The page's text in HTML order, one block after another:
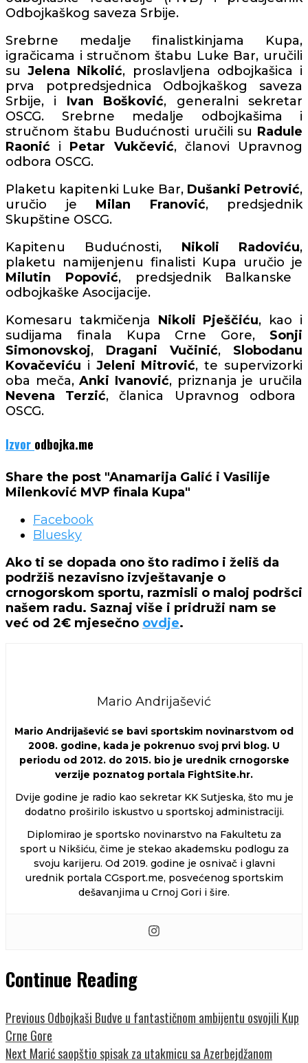
Odbojkaškog saveza Srbije.
Srebrne medalje finalistkinjama Kupa,
igračicama i stručnom štabu Luke Bar, uručili
suJelena Nikolić, proslavljena odbojkašica i
prva potpredsjednica Odbojkaškog saveza
Srbije, i Ivan Bošković, generalni sekretar
OSCG. Srebrne medalje odbojkašima i
stručnom štabu Budućnosti uručili su Radule
Raonić i Petar Vukčević, članovi Upravnog
odbora OSCG.
Plaketu kapitenki Luke Bar, Dušanki Petrović,
uručio je Milan Franović, predsjednik
Skupštine OSCG.
Kapitenu Budućnosti, Nikoli Radoviću,
plaketu namijenjenu finalisti Kupa uručio je
Milutin Popović, predsjednik Balkanske
odbojkaške Asocijacije.
Komesaru takmičenja Nikoli Pješčiću, kao i
sudijama finala Kupa Crne Gore, Sonji
Simonovskoj, Dragani Vučinić, Slobodanu
Kovačeviću i Jeleni Mitrović, te supervizorki
oba meča,Anki Ivanović, priznanja je uručila
Nevena Terzić, članica Upravnog odbora
OSCG.
Izvor odbojka.me
Share the post "Anamarija Galić i Vasilije
Milenković MVP finala Kupa"
Facebook
Bluesky
Ako ti se dopada ono što radimo i želiš da
podržiš nezavisno izvještavanje o
crnogorskom sportu, razmisli o maloj podršci
našem radu. Saznaj više i pridruži nam se
već od 2€ mjesečno ovdje.
Mario Andrijašević
Mario Andrijašević se bavi sportskim novinarstvom od
2008. godine, kada je pokrenuo svoj prvi blog. U
periodu od 2012. do 2015. bio je urednik crnogorske
verzije poznatog portala FightSite.hr.
Dvije godine je radio kao sekretar KK Sutjeska, što mu je
dodatno proširilo iskustvo u sportskoj administraciji.
Diplomirao je sportsko novinarstvo na Fakultetu za
sport u Nikšiću, čime je stekao akademsku podlogu za
svoju karijeru. Od 2019. godine je osnivač i glavni
urednik portala CGsport.me, posvećenog sportskim
dešavanjima u Crnoj Gori i šire.
Continue Reading
PreviousOdbojkaši Budve u fantastičnom ambijentu osvojili Kup
Crne Gore
Next Marić saopštio spisak za utakmicu sa Azerbejdžanom